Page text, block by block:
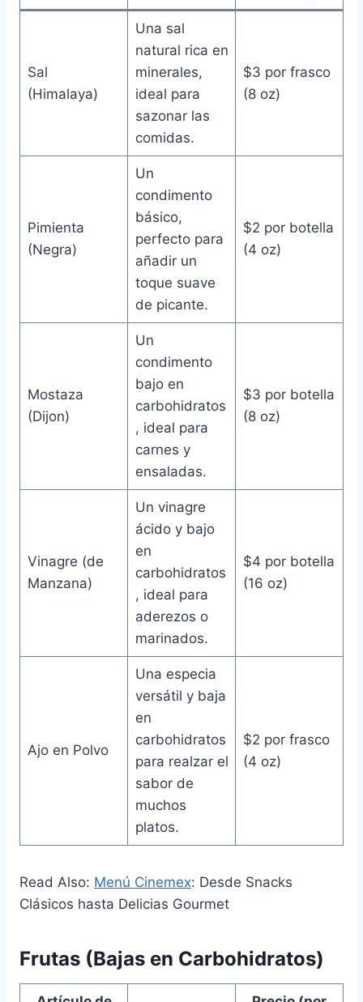
Sal
(Himalaya)
Una sal
natural rica en
minerales,
ideal para
sazonar las
comidas.
$3 por frasco
(8 oz)
Pimienta
(Negra)
Un
condimento
básico,
perfecto para
añadir un
toque suave
de picante.
$2 por botella
(4 oz)
Mostaza
(Dijon)
Un
condimento
bajo en
carbohidratos
, ideal para
carnes y
ensaladas.
$3 por botella
(8 oz)
Vinagre (de
Manzana)
Un vinagre
ácido y bajo
en
carbohidratos
, ideal para
aderezos o
marinados.
$4 por botella
(16 oz)
Ajo en Polvo
Una especia
versátil y baja
en
carbohidratos
para realzar el
sabor de
muchos
platos.
$2 por frasco
(4 oz)
Read Also: Menú Cinemex: Desde Snacks
Clásicos hasta Delicias Gourmet
Frutas (Bajas en Carbohidratos)